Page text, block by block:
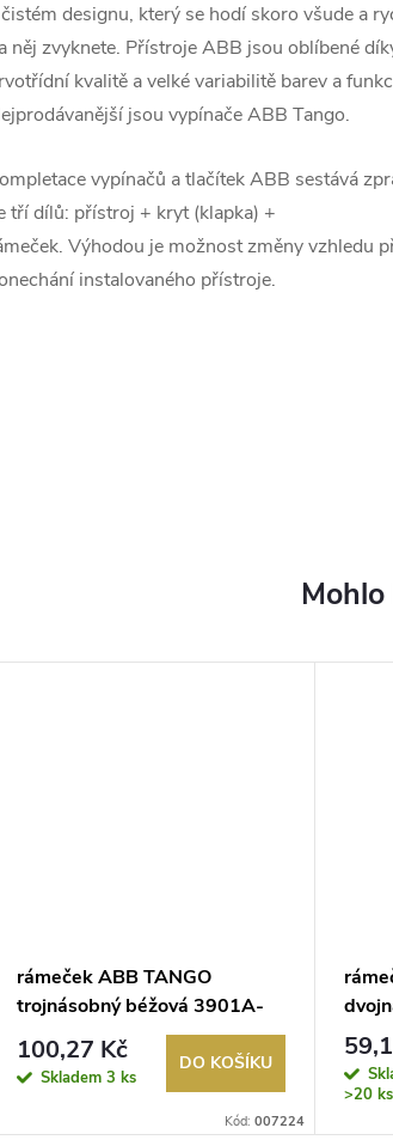
designu, který se hodí skoro všude a
něj zvyknete. Přístroje ABB jsou oblíbené
kvalitě a velké variabilitě barev a
jsou vypínače ABB Tango.
vypínačů a tlačítek ABB sestává
tří dílů: přístroj + kryt (klapka) +
Výhodou je možnost změny vzhledu
instalovaného přístroje.
rámeček ABB TANGO
trojnásobný béžová 3901A-
B30 D
100,27 Kč
Skladem 3 ks
DO KOŠÍKU
Kód: 007224
B
>20 ks